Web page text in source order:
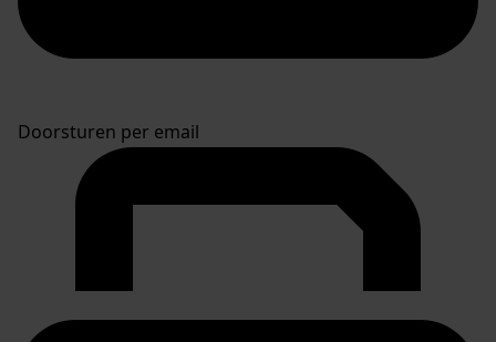
Doorsturen per email